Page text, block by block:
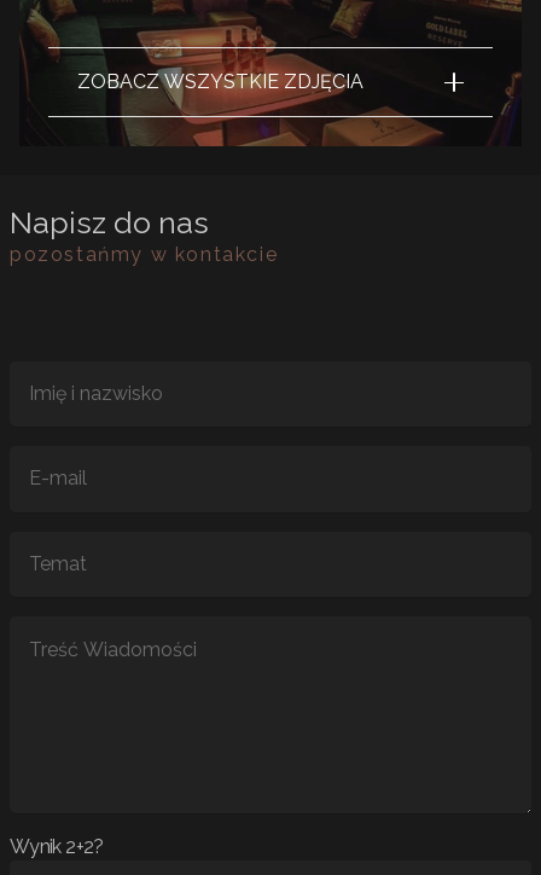
ZOBACZ WSZYSTKIE ZDJĘCIA
Napisz do nas
pozostańmy w kontakcie
Wynik 2+2?